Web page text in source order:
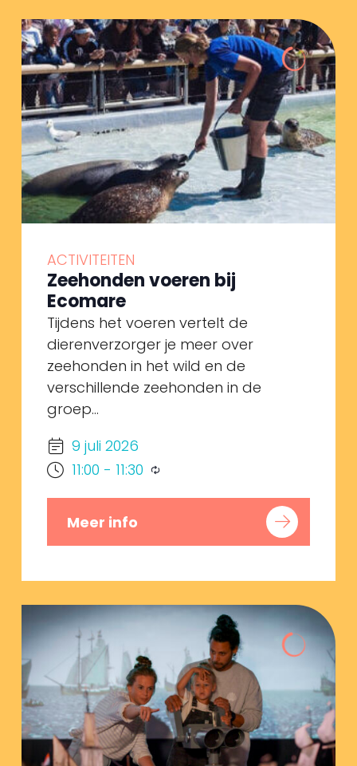
ACTIVITEITEN
Zeehonden voeren bij
Ecomare
Tijdens het voeren vertelt de
dierenverzorger je meer over
zeehonden in het wild en de
verschillende zeehonden in de
groep...
9 juli 2026
11:00 - 11:30
Meer info